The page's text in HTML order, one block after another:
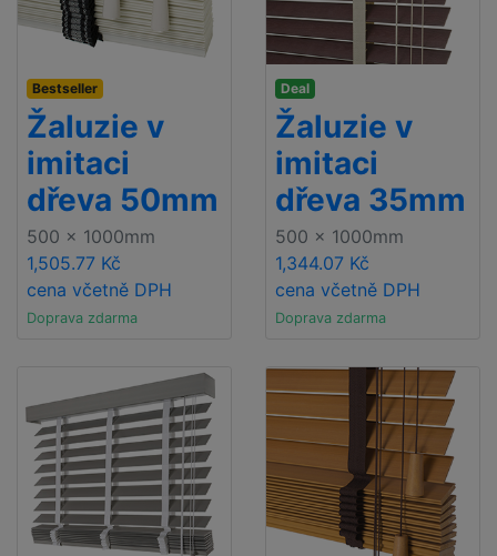
Bestseller
Žaluzie v
imitaci
dřeva 50mm
500 x 1000mm
1,505.77 Kč
cena včetně DPH
Doprava zdarma
Deal
Žaluzie v
imitaci
dřeva 35mm
500 x 1000mm
1,344.07 Kč
cena včetně DPH
Doprava zdarma